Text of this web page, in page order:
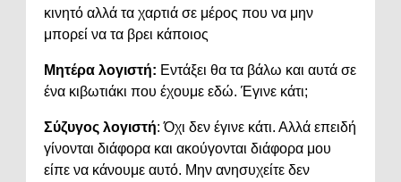
κινητό αλλά τα χαρτιά σε μέρος που να μην
μπορεί να τα βρει κάποιος
Μητέρα λογιστή: Εντάξει θα τα βάλω και αυτά σε
ένα κιβωτιάκι που έχουμε εδώ. Έγινε κάτι;
Σύζυγος λογιστή: Όχι δεν έγινε κάτι. Αλλά επειδή
γίνονται διάφορα και ακούγονται διάφορα μου
είπε να κάνουμε αυτό. Μην ανησυχείτε δεν